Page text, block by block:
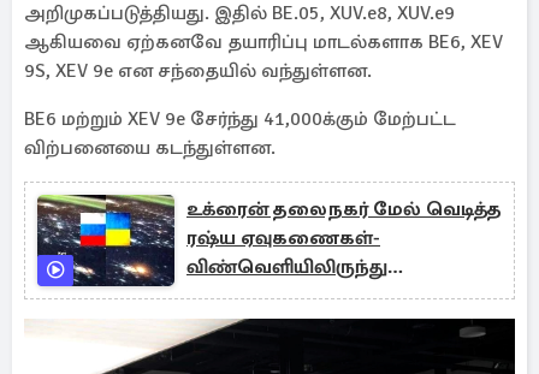
அறிமுகப்படுத்தியது. இதில் BE.05, XUV.e8, XUV.e9
ஆகியவை ஏற்கனவே தயாரிப்பு மாடல்களாக BE6, XEV
9S, XEV 9e என சந்தையில் வந்துள்ளன.
BE6 மற்றும் XEV 9e சேர்ந்து 41,000க்கும் மேற்பட்ட
விற்பனையை கடந்துள்ளன.
உக்ரைன் தலைநகர் மேல் வெடித்த
ரஷ்ய ஏவுகணைகள்-
விண்வெளியிலிருந்து
பதிவுசெய்யப்பட்ட காட்சி